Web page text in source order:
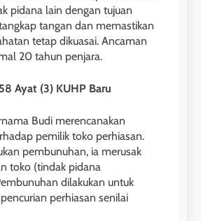
pidana lain dengan tujuan
tangan dan memastikan
tetap dikuasai. Ancaman
20 tahun penjara.
Ayat (3) KUHP Baru
Budi merencanakan
pemilik toko perhiasan.
pembunuhan, ia merusak
toko (tindak pidana
dilakukan untuk
perhiasan senilai